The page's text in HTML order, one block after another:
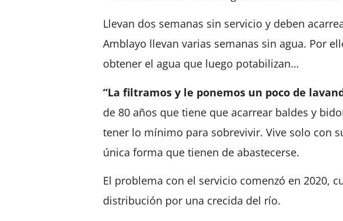
Llevan dos semanas sin servicio y deben
Amblayo llevan varias semanas sin agua. Por
obtener el agua que luego potabilizan…
“La filtramos y le ponemos un poco de
de 80 años que tiene que acarrear baldes y
tener lo mínimo para sobrevivir. Vive solo con
única forma que tienen de abastecerse.
El problema con el servicio comenzó en 2020,
distribución por una crecida del río.